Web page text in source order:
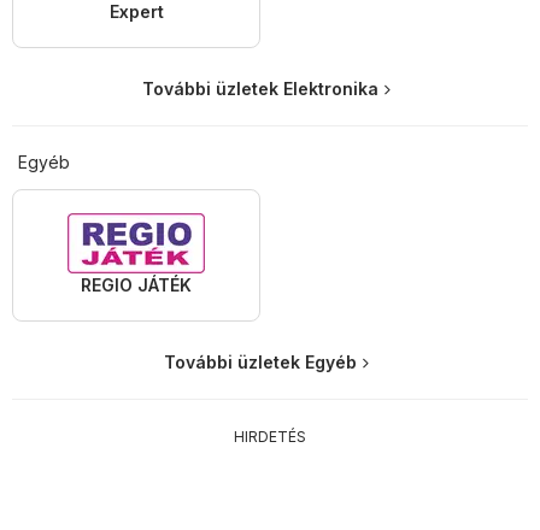
Expert
További üzletek Elektronika
Egyéb
REGIO JÁTÉK
További üzletek Egyéb
HIRDETÉS